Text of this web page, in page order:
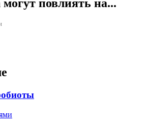
повлиять на...